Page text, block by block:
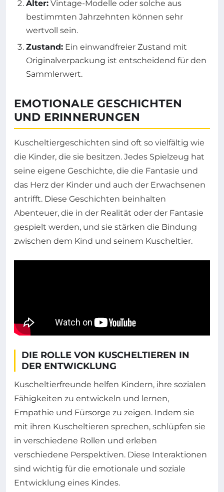
Alter: Vintage-Modelle oder solche aus
bestimmten Jahrzehnten können sehr
wertvoll sein.
Zustand: Ein einwandfreier Zustand mit
Originalverpackung ist entscheidend für den
Sammlerwert.
EMOTIONALE GESCHICHTEN
UND ERINNERUNGEN
Kuscheltiergeschichten sind oft so vielfältig wie
die Kinder, die sie besitzen. Jedes Spielzeug hat
seine eigene Geschichte, die die Fantasie und
das Herz der Kinder und auch der Erwachsenen
antrifft. Diese Geschichten beinhalten
Abenteuer, die in der Realität oder der Fantasie
gespielt werden, und sie stärken die Bindung
zwischen dem Kind und seinem Kuscheltier.
DIE ROLLE VON KUSCHELTIEREN IN
DER ENTWICKLUNG
Kuscheltierfreunde helfen Kindern, ihre sozialen
Fähigkeiten zu entwickeln und lernen,
Empathie und Fürsorge zu zeigen. Indem sie
mit ihren Kuscheltieren sprechen, schlüpfen sie
in verschiedene Rollen und erleben
verschiedene Perspektiven. Diese Interaktionen
sind wichtig für die emotionale und soziale
Entwicklung eines Kindes.